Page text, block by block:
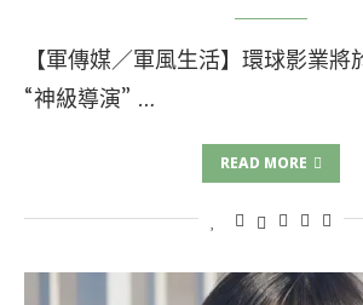
【軍傳媒／軍風生活】環球影業將
“神級導演” …
READ MORE